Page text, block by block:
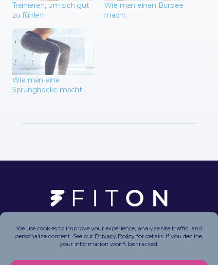
Trainieren, um sich gut
zu fühlen
Wie man einen Burpee
macht
Wie man eine
Sprunghocke macht
Copyright © 2026 FitOn Inc. All Rights Reserved.